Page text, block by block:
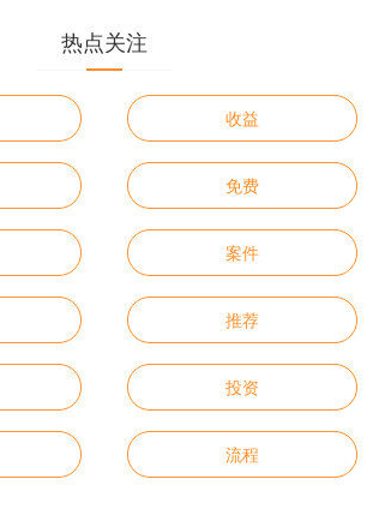
热点关注
收益
免费
案件
推荐
投资
流程